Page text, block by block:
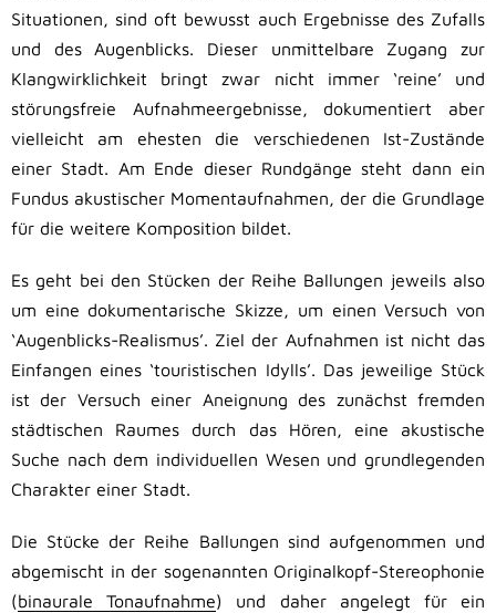
Situationen, sind oft bewusst auch Ergebnisse des Zufalls
und des Augenblicks. Dieser unmittelbare Zugang zur
Klangwirklichkeit bringt zwar nicht immer ‘reine’ und
störungsfreie Aufnahmeergebnisse, dokumentiert aber
vielleicht am ehesten die verschiedenen Ist-Zustände
einer Stadt. Am Ende dieser Rundgänge steht dann ein
Fundus akustischer Momentaufnahmen, der die Grundlage
für die weitere Komposition bildet.
Es geht bei den Stücken der Reihe Ballungen jeweils also
um eine dokumentarische Skizze, um einen Versuch von
‘Augenblicks-Realismus’. Ziel der Aufnahmen ist nicht das
Einfangen eines ‘touristischen Idylls’. Das jeweilige Stück
ist der Versuch einer Aneignung des zunächst fremden
städtischen Raumes durch das Hören, eine akustische
Suche nach dem individuellen Wesen und grundlegenden
Charakter einer Stadt.
Die Stücke der Reihe Ballungen sind aufgenommen und
abgemischt in der sogenannten Originalkopf-Stereophonie
(binaurale Tonaufnahme) und daher angelegt für ein